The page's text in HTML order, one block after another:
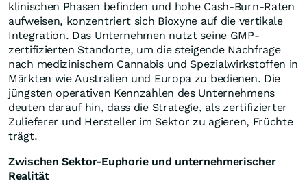
klinischen Phasen befinden und hohe Cash-Burn-Raten
aufweisen, konzentriert sich Bioxyne auf die vertikale
Integration. Das Unternehmen nutzt seine GMP-
zertifizierten Standorte, um die steigende Nachfrage
nach medizinischem Cannabis und Spezialwirkstoffen in
Märkten wie Australien und Europa zu bedienen. Die
jüngsten operativen Kennzahlen des Unternehmens
deuten darauf hin, dass die Strategie, als zertifizierter
Zulieferer und Hersteller im Sektor zu agieren, Früchte
trägt.
Zwischen Sektor-Euphorie und unternehmerischer
Realität